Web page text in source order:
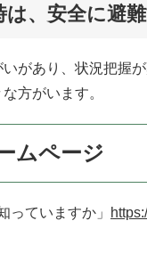
は、安全に避
があり、状況把握
方がいます。
ムページ
いますか」